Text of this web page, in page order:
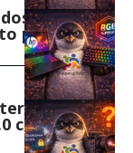
suporte
para o
é
com nova